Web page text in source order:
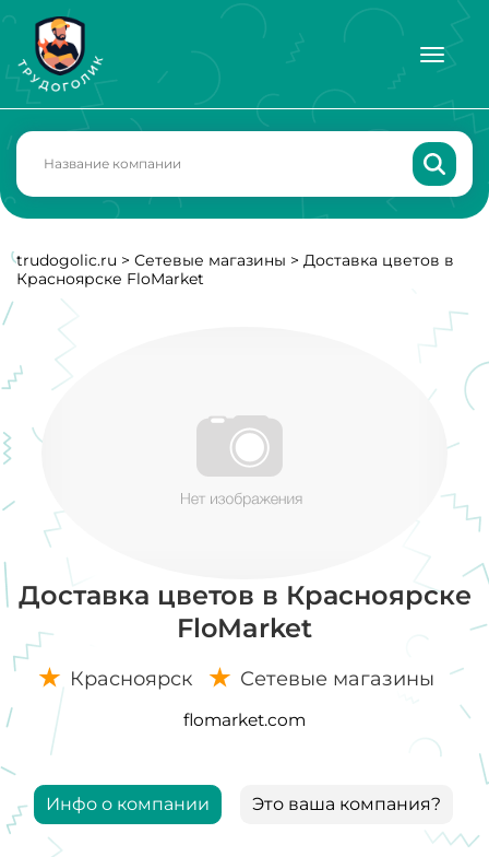
trudogolic.ru > Сетевые магазины > Доставка цветов в
Красноярске FloMarket
Доставка цветов в Красноярске
FloMarket
Красноярск Сетевые магазины
flomarket.com
Инфо о компании Это ваша компания?